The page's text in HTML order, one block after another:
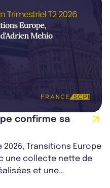
confirme sa
Transitions Europe
une collecte nette de
et une